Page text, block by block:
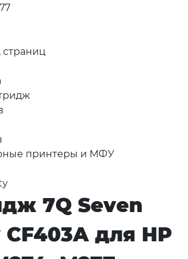
страниц
принтеры и МФУ
7Q Seven
для HP